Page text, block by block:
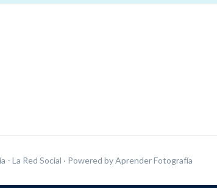
- La Red Social · Powered byAprender Fotografía